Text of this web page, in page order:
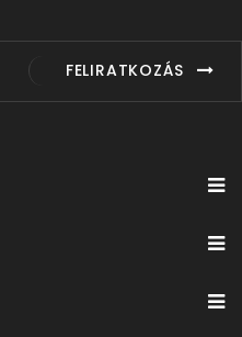
FELIRATKOZÁS